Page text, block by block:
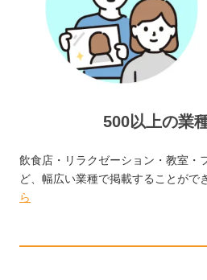
500以上の業
飲食店・リラクゼーション・教室・
ど、幅広い業種で掲載することがで
ら